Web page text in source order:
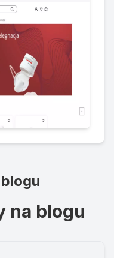
na blogu